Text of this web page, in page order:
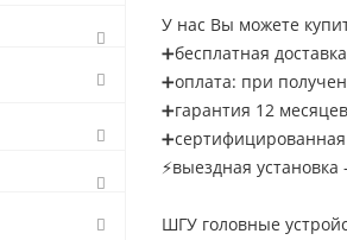
У нас Вы можете
➕бесплатная
➕оплата: при
➕гарантия 12
⚡выездная
ШГУ головные